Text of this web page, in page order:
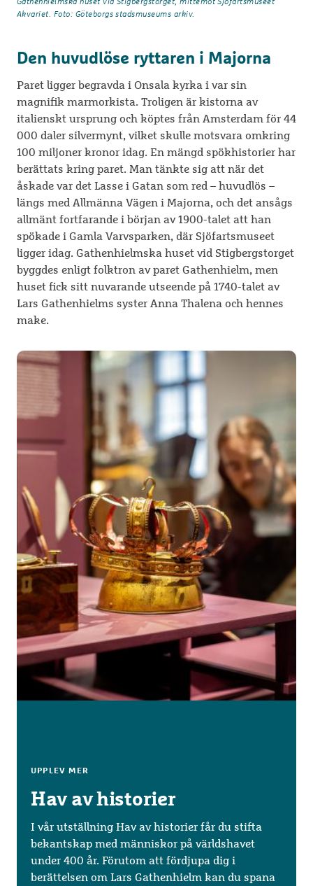
Akvariet. Foto: Göteborgs stadsmuseums arkiv.
Den huvudlöse ryttaren i Majorna
Paret ligger begravda i Onsala kyrka i var sin
magnifik marmorkista. Troligen är kistorna av
italienskt ursprung och köptes från Amsterdam för 44
000 daler silvermynt, vilket skulle motsvara omkring
100 miljoner kronor idag. En mängd spökhistorier har
berättats kring paret. Man tänkte sig att när det
åskade var det Lasse i Gatan som red – huvudlös –
längs med Allmänna Vägen i Majorna, och det ansågs
allmänt fortfarande i början av 1900-talet att han
spökade i Gamla Varvsparken, där Sjöfartsmuseet
ligger idag. Gathenhielmska huset vid Stigbergstorget
byggdes enligt folktron av paret Gathenhielm, men
huset fick sitt nuvarande utseende på 1740-talet av
Lars Gathenhielms syster Anna Thalena och hennes
make.
UPPLEV MER
Hav av historier
I vår utställning Hav av historier får du stifta
bekantskap med människor på världshavet
under 400 år. Förutom att fördjupa dig i
berättelsen om Lars Gathenhielm kan du spana